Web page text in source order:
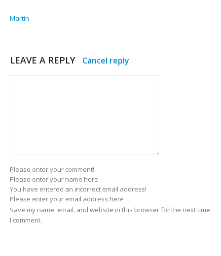
Martin
LEAVE A REPLY Cancel reply
Please enter your comment!
Please enter your name here
You have entered an incorrect email address!
Please enter your email address here
Save my name, email, and website in this browser for the next time
I comment.